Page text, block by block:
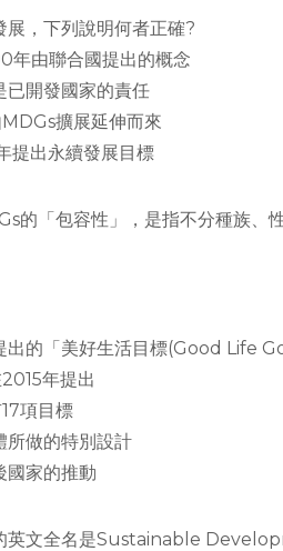
展，下列說明何者正確?
年由聯合國提出的概念
已開發國家的責任
擴展延伸而來
提出永續發展目標
的「包容性」，是指不分種族、
出的「美好生活目標(Good Life
年提出
項目標
所做的特別設計
國家的推動
英文全名是Sustainable